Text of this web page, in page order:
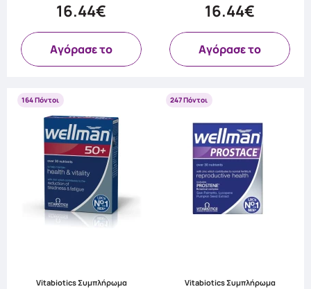
16.44€
Aγόρασε το
16.44€
Aγόρασε το
164 Πόντοι
Vitabiotics Συμπλήρωμα
247 Πόντοι
Vitabiotics Συμπλήρωμα